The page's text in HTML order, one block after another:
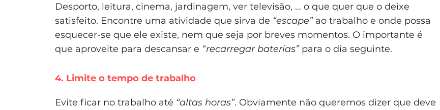
Desporto, leitura, cinema, jardinagem, ver televisão, … o que quer que o deixe
satisfeito. Encontre uma atividade que sirva de “escape”ao trabalho e onde possa
esquecer-se que ele existe, nem que seja por breves momentos. O importante é
que aproveite para descansar e “recarregar baterias”para o dia seguinte.
4. Limite o tempo de trabalho
Evite ficar no trabalho até “altas horas”. Obviamente não queremos dizer que deve